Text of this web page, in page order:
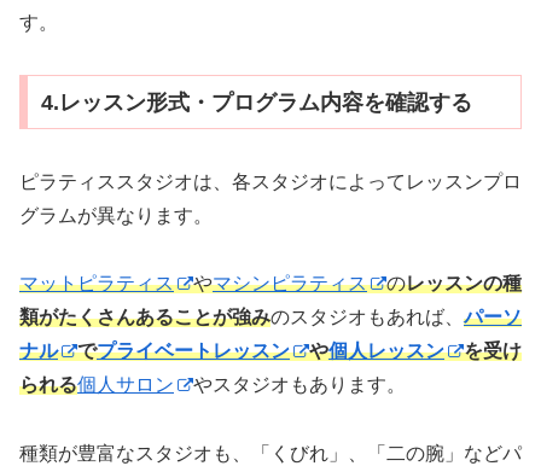
す。
4.レッスン形式・プログラム内容を確認する
ピラティススタジオは、各スタジオによってレッスンプロ
グラムが異なります。
マットピラティス やマシンピラティス のレッスンの種
類がたくさんあることが強みのスタジオもあれば、パーソ
ナル
でプライベートレッスン や個人レッスン
を受け
られる個人サロン やスタジオもあります。
種類が豊富なスタジオも、「くびれ」、「二の腕」などパ